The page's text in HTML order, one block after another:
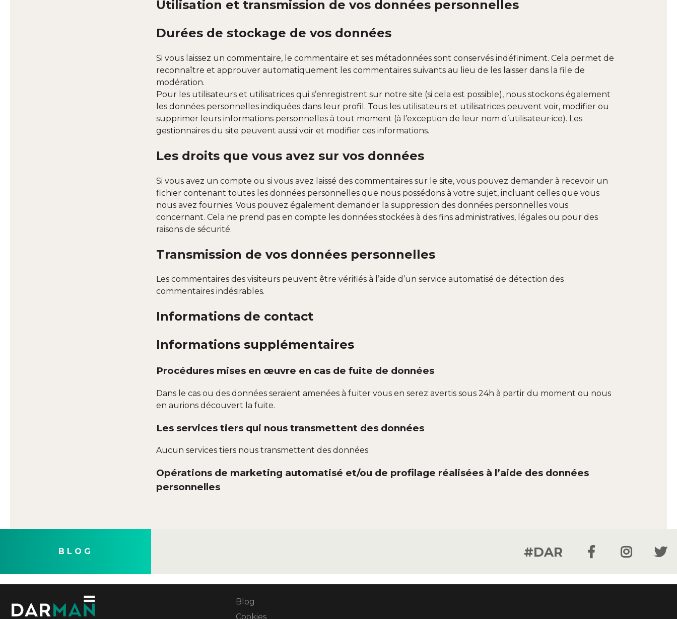
Utilisation et transmission de vos données personnelles
Durées de stockage de vos données
Si vous laissez un commentaire, le commentaire et ses métadonnées sont conservés indéfiniment. Cela permet de
reconnaître et approuver automatiquement les commentaires suivants au lieu de les laisser dans la file de
modération.
Pour les utilisateurs et utilisatrices qui s’enregistrent sur notre site (si cela est possible), nous stockons également
les données personnelles indiquées dans leur profil. Tous les utilisateurs et utilisatrices peuvent voir, modifier ou
supprimer leurs informations personnelles à tout moment (à l’exception de leur nom d’utilisateur·ice). Les
gestionnaires du site peuvent aussi voir et modifier ces informations.
Les droits que vous avez sur vos données
Si vous avez un compte ou si vous avez laissé des commentaires sur le site, vous pouvez demander à recevoir un
fichier contenant toutes les données personnelles que nous possédons à votre sujet, incluant celles que vous
nous avez fournies. Vous pouvez également demander la suppression des données personnelles vous
concernant. Cela ne prend pas en compte les données stockées à des fins administratives, légales ou pour des
raisons de sécurité.
Transmission de vos données personnelles
Les commentaires des visiteurs peuvent être vérifiés à l’aide d’un service automatisé de détection des
commentaires indésirables.
Informations de contact
Informations supplémentaires
Procédures mises en œuvre en cas de fuite de données
Dans le cas ou des données seraient amenées à fuiter vous en serez avertis sous 24h à partir du moment ou nous
en aurions découvert la fuite.
Les services tiers qui nous transmettent des données
Aucun services tiers nous transmettent des données
Opérations de marketing automatisé et/ou de profilage réalisées à l’aide des données
personnelles
BLOG #DAR
Blog
Cookies